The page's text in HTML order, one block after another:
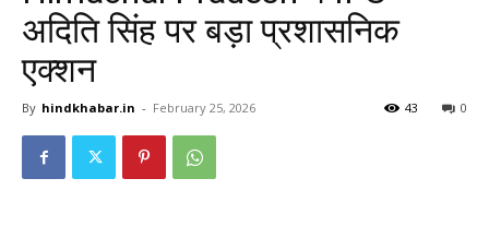
अदिति सिंह पर बड़ा प्रशासनिक
एक्शन
By hindkhabar.in - February 25, 2026 0
43